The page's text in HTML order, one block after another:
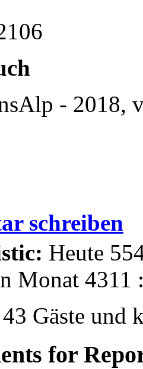
- 2018,
schreiben
Heute
Monat 4311
Gäste und
for